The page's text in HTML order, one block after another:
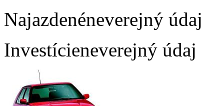
Najazdenéneverejný údaj
Investícieneverejný údaj